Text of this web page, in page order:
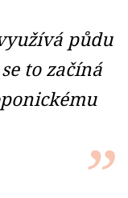
půdu
to začíná